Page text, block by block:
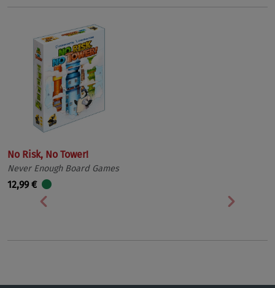
No Risk, No Tower!
Never Enough Board Games
12,99 €
Vorherige